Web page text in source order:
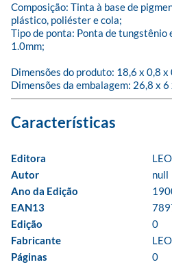
Composição: Tinta à base de
plástico, poliéster e cola;
Tipo de ponta: Ponta de tungstênio
1.0mm;
Dimensões do produto: 18,6 x 0,8
Dimensões da embalagem: 26,8 x
Editora
Autor
null
Ano da Edição
EAN13
Edição
0
Fabricante
Páginas
0